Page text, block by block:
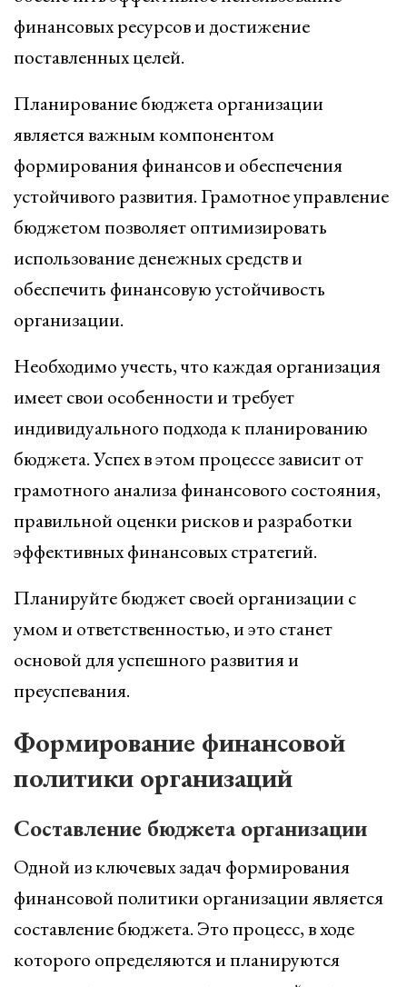
финансовых ресурсов и достижение
поставленных целей.
Планирование бюджета организации
является важным компонентом
формирования финансов и обеспечения
устойчивого развития. Грамотное управление
бюджетом позволяет оптимизировать
использование денежных средств и
обеспечить финансовую устойчивость
организации.
Необходимо учесть, что каждая организация
имеет свои особенности и требует
индивидуального подхода к планированию
бюджета. Успех в этом процессе зависит от
грамотного анализа финансового состояния,
правильной оценки рисков и разработки
эффективных финансовых стратегий.
Планируйте бюджет своей организации с
умом и ответственностью, и это станет
основой для успешного развития и
преуспевания.
Формирование финансовой
политики организаций
Составление бюджета организации
Одной из ключевых задач формирования
финансовой политики организации является
составление бюджета. Это процесс, в ходе
которого определяются и планируются